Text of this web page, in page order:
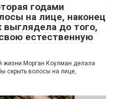
годами
на лице, наконец
выглядела до того,
естественную
жизни Морган Коулман делала
скрыть волосы на лице,